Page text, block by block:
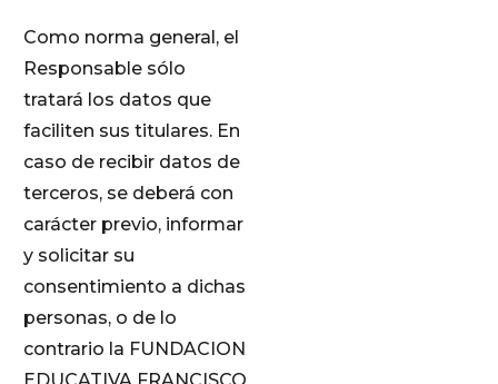
Como norma general, el
Responsable sólo
tratará los datos que
faciliten sus titulares. En
caso de recibir datos de
terceros, se deberá con
carácter previo, informar
y solicitar su
consentimiento a dichas
personas, o de lo
contrario la FUNDACION
EDUCATIVA FRANCISCO